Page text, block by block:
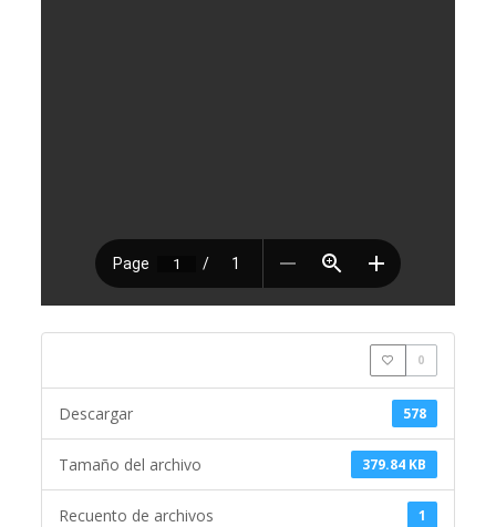
0
578
Descargar
379.84 KB
Tamaño del archivo
1
Recuento de archivos